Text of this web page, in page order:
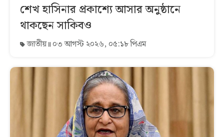
শেখ হাসিনার প্রকাশ্যে আসার অনুষ্ঠানে
থাকছেন সাকিবও
জাতীয় ০৩ আগস্ট ২০২৬, ০৫:১৮ পিএম